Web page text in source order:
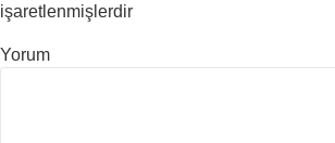
işaretlenmişlerdir
Yorum